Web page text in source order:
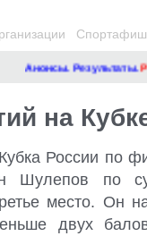
Анонсы. Результаты.
на
России по
Шулепов по
место. Он
двух